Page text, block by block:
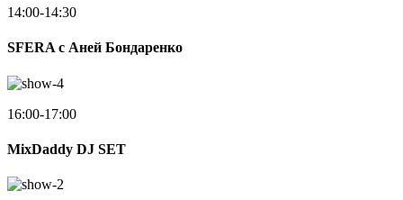
14:00-14:30
SFERA с Аней Бондаренко
16:00-17:00
MixDaddy DJ SET